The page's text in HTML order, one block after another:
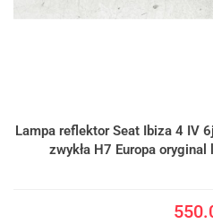
Lampa reflektor Seat Ibiza 4 IV
zwykła H7 Europa